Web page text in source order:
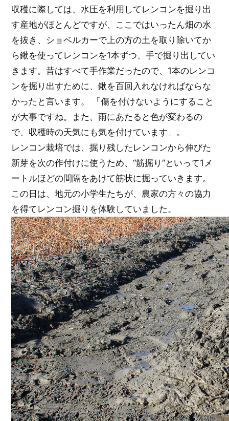
収穫に際しては、水圧を利用してレンコンを掘り出
す産地がほとんどですが、ここではいったん畑の水
を抜き、ショベルカーで上の方の土を取り除いてか
ら鍬を使ってレンコンを1本ずつ、手で掘り出してい
きます。昔はすべて手作業だったので、1本のレンコ
ンを掘り出すために、鍬を百回入れなければならな
かったと言います。 「傷を付けないようにすること
が大事ですね。また、雨にあたると色が変わるの
で、収穫時の天気にも気を付けています」。
レンコン栽培では、掘り残したレンコンから伸びた
新芽を次の作付けに使うため、“筋掘り”といって1メ
ートルほどの間隔をあけて筋状に掘っていきます。
この日は、地元の小学生たちが、農家の方々の協力
を得てレンコン掘りを体験していました。